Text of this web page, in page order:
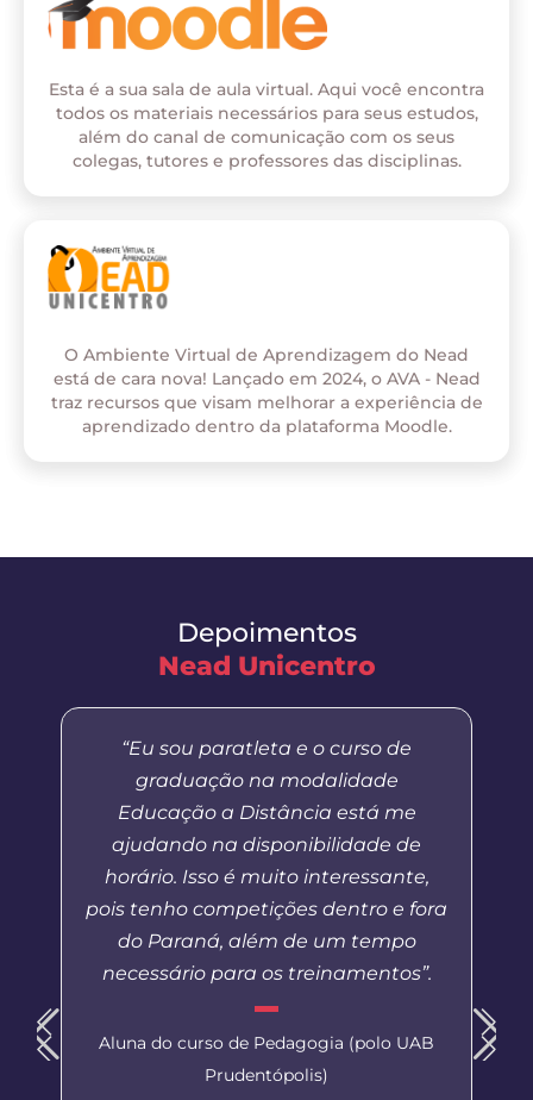
Esta é a sua sala de aula virtual. Aqui você encontra
todos os materiais necessários para seus estudos,
além do canal de comunicação com os seus
colegas, tutores e professores das disciplinas.
O Ambiente Virtual de Aprendizagem do Nead
está de cara nova! Lançado em 2024, o AVA - Nead
traz recursos que visam melhorar a experiência de
aprendizado dentro da plataforma Moodle.
Depoimentos
Nead Unicentro
“Eu sou paratleta e o curso de
graduação na modalidade
Educação a Distância está me
ajudando na disponibilidade de
horário. Isso é muito interessante,
pois tenho competições dentro e fora
do Paraná, além de um tempo
necessário para os treinamentos”.
Aluna do curso de Pedagogia (polo UAB
Prudentópolis)